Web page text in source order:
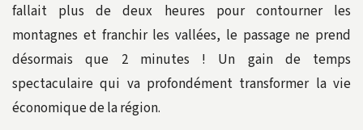
fallait plus de deux heures pour contourner les
montagnes et franchir les vallées, le passage ne prend
désormais que 2 minutes ! Un gain de temps
spectaculaire qui va profondément transformer la vie
économique de la région.